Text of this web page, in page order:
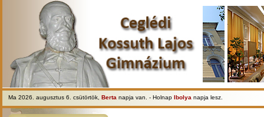
Ma 2026. augusztus 6. csütörtök, Berta napja van. - Holnap Ibolya napja lesz.